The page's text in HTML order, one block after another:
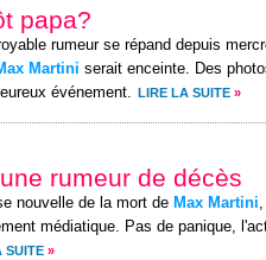
papa?
rumeur se répand depuis
Martini serait enceinte. Des
événement. LIRE LA SUITE »
rumeur de décès
nouvelle de la mort de Max Martini
médiatique. Pas de panique,
SUITE »